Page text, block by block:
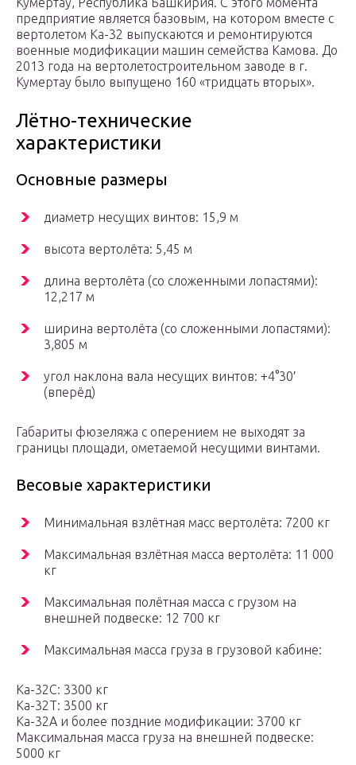
предприятие является базовым, на котором вместе с
вертолетом Ка-32 выпускаются и ремонтируются
военные модификации машин семейства Камова. До
2013 года на вертолетостроительном заводе в г.
Кумертау было выпущено 160 «тридцать вторых».
Лётно-технические
характеристики
Основные размеры
диаметр несущих винтов: 15,9 м
высота вертолёта: 5,45 м
длина вертолёта (со сложенными лопастями):
12,217 м
ширина вертолёта (со сложенными лопастями):
3,805 м
угол наклона вала несущих винтов: +4°30′
(вперёд)
Габариты фюзеляжа с оперением не выходят за
границы площади, ометаемой несущими винтами.
Весовые характеристики
Минимальная взлётная масс вертолёта: 7200 кг
Максимальная взлётная масса вертолёта: 11 000
кг
Максимальная полётная масса с грузом на
внешней подвеске: 12 700 кг
Максимальная масса груза в грузовой кабине:
Ка-32С: 3300 кг
Ка-32Т: 3500 кг
Ка-32А и более поздние модификации: 3700 кг
Максимальная масса груза на внешней подвеске:
5000 кг